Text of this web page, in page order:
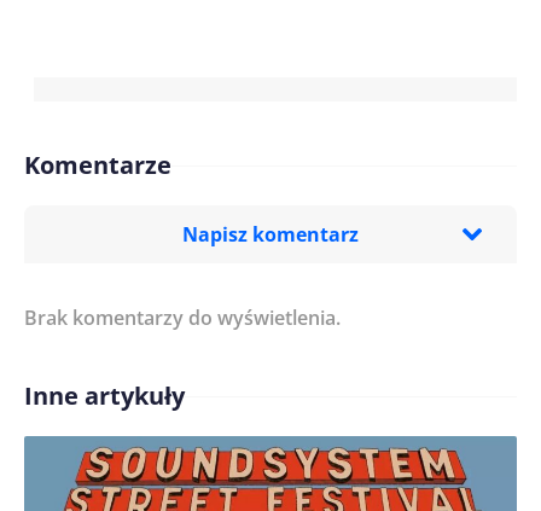
Komentarze
Napisz komentarz
Treść komentarza*
Imię/ Nick*
Brak komentarzy do wyświetlenia.
Inne artykuły